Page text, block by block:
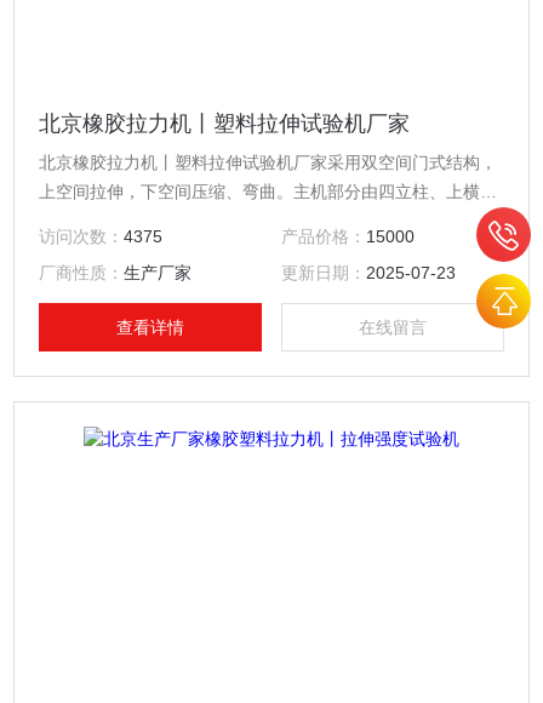
北京橡胶拉力机丨塑料拉伸试验机厂家
北京橡胶拉力机丨塑料拉伸试验机厂家采用双空间门式结构，
上空间拉伸，下空间压缩、弯曲。主机部分由四立柱、上横
梁、中横梁、工作台组成门式框架，调速系统安装在工作台下
部，由调速精度高、范围宽、性能稳定的伺服电机通过同步齿
形带减速系统带动滚珠丝杠副旋转，滚珠丝杠副驱动中横梁，
带动拉伸附具（或压缩、弯曲附具）上下移动，实现试样的加
荷和卸载。该结构具有高刚度、高效率、传动稳定等优点。
访问次数：4375 产品价格： 15000
厂商性质：生产厂家 更新日期： 2025-07-23
查看详情 在线留言